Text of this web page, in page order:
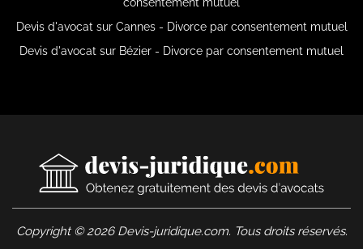
Devis d'avocat sur Cannes - Divorce par consentement mutuel
Devis d'avocat sur Bézier - Divorce par consentement mutuel
Copyright © 2026 Devis-juridique.com. Tous droits réservés.